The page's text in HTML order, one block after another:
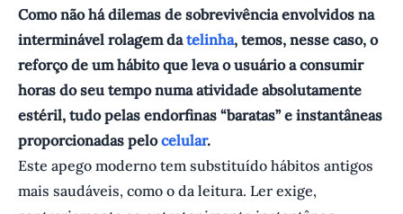
Como não há dilemas de sobrevivência envolvidos na
interminável rolagem datelinha, temos, nesse caso, o
reforço de um hábito que leva o usuário a consumir
horas do seu tempo numa atividade absolutamente
estéril, tudo pelas endorfinas “baratas” e instantâneas
proporcionadas pelocelular.
Este apego moderno tem substituído hábitos antigos
mais saudáveis, como o da leitura. Ler exige,